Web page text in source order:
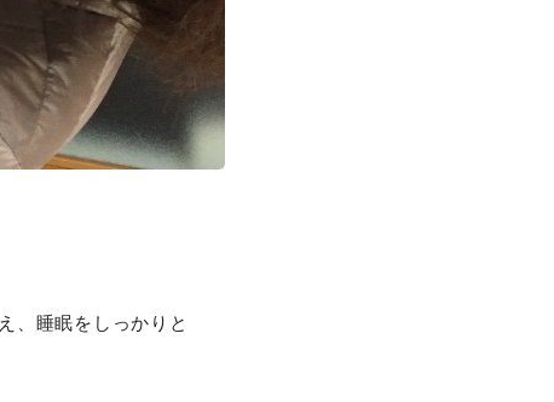
、睡眠をしっかりと